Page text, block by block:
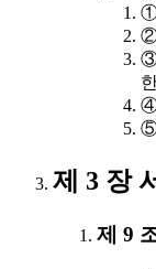
①
②
③
④
⑤
제 3 장
제 9